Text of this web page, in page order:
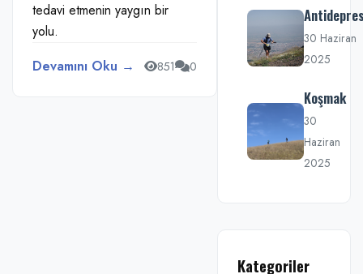
tedavi etmenin yaygın bir
yolu.
Devamını Oku →
851 0
30 Haziran
2025
Koşmak
30
Haziran
2025
Kategoriler